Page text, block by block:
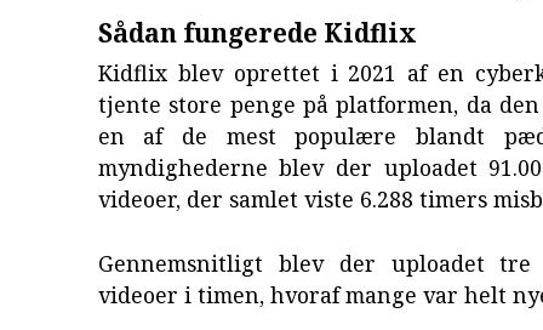
Sådan fungerede Kidflix
Kidflix blev oprettet i 2021 af en
tjente store penge på platformen, da
en af de mest populære blandt
myndighederne blev der uploadet
videoer, der samlet viste 6.288 timers
Gennemsnitligt blev der uploadet
videoer i timen, hvoraf mange var helt